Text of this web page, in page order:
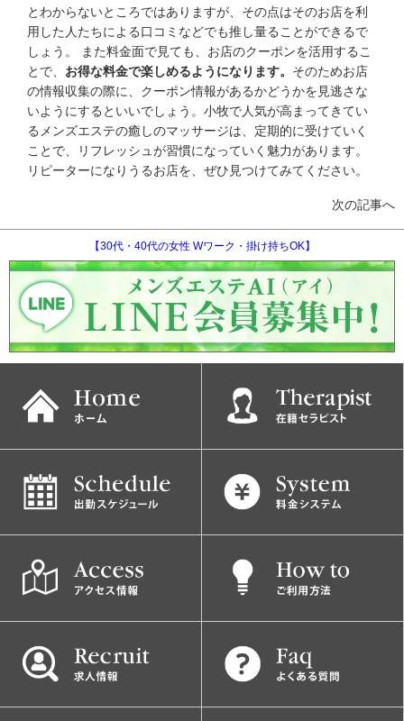
とわからないところではありますが、その点はそのお店を利
用した人たちによる口コミなどでも推し量ることができるで
しょう。 また料金面で見ても、お店のクーポンを活用するこ
とで、 お得な料金で楽しめるようになります。 そのためお店
の情報収集の際に、クーポン情報があるかどうかを見逃さな
いようにするといいでしょう。小牧で人気が高まってきてい
るメンズエステの癒しのマッサージは、定期的に受けていく
ことで、リフレッシュが習慣になっていく魅力があります。
リピーターになりうるお店を、ぜひ見つけてみてください。
次の記事へ
【30代・40代の女性 Wワーク・掛け持ちOK】